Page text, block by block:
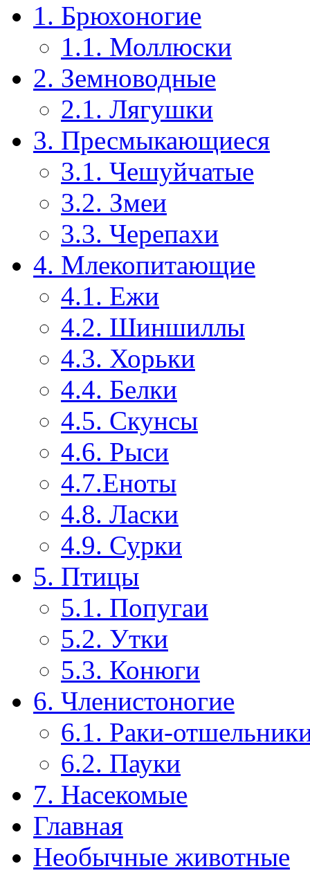
1. Брюхоногие
1.1. Моллюски
2. Земноводные
2.1. Лягушки
3. Пресмыкающиеся
3.1. Чешуйчатые
3.2. Змеи
3.3. Черепахи
4. Млекопитающие
4.1. Ежи
4.2. Шиншиллы
4.3. Хорьки
4.4. Белки
4.5. Скунсы
4.6. Рыси
4.7.Еноты
4.8. Ласки
4.9. Сурки
5. Птицы
5.1. Попугаи
5.2. Утки
5.3. Конюги
6. Членистоногие
6.1. Раки-
6.2. Пауки
7. Насекомые
Главная
Необычные животные